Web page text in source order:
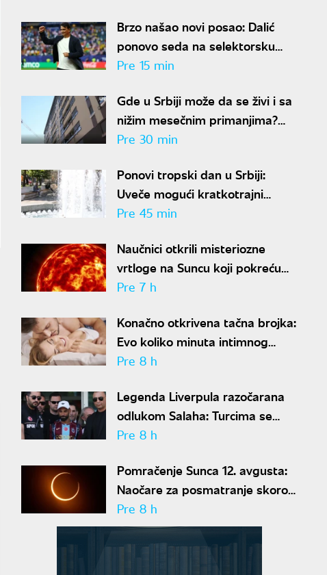
Brzo našao novi posao: Dalić
ponovo seda na selektorsku
klupu za pet miliona evra
Pre 15 min
Gde u Srbiji može da se živi i sa
nižim mesečnim primanjima?
Ovih sedam gradova spada u
Pre 30 min
Ponovi tropski dan u Srbiji:
Uveče mogući kratkotrajni
pljuskovi sa grmljavinom
Pre 45 min
Naučnici otkrili misteriozne
vrtloge na Suncu koji pokreću
solarne baklje
Pre 7 h
Konačno otkrivena tačna brojka:
Evo koliko minuta intimnog
odnosa je ženi potrebno da bi
Pre 8 h
Legenda Liverpula razočarana
odlukom Salaha: Turcima se
neće dopasti ove reči
Pre 8 h
Pomračenje Sunca 12. avgusta:
Naočare za posmatranje skoro
rasprodate
Pre 8 h